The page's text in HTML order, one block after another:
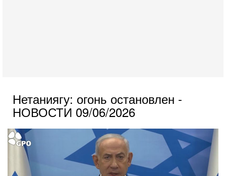
Нетаниягу: огонь остановлен -
НОВОСТИ 09/06/2026